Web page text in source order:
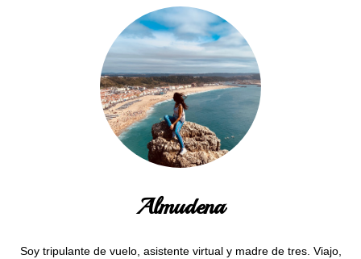
Almudena
Soy tripulante de vuelo, asistente virtual y madre de tres. Viajo,